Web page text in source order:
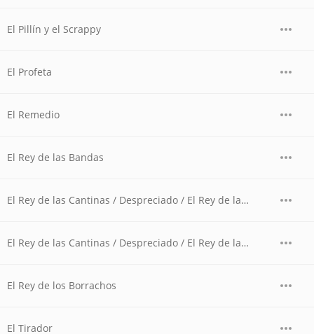
El Pillín y el Scrappy
El Profeta
El Remedio
El Rey de las Bandas
El Rey de las Cantinas / Despreciado / El Rey de las Cantinas / Volver, Volver (Banda)
El Rey de las Cantinas / Despreciado / El Rey de las Cantinas / Volver, Volver (Mariachi)
El Rey de los Borrachos
El Tirador